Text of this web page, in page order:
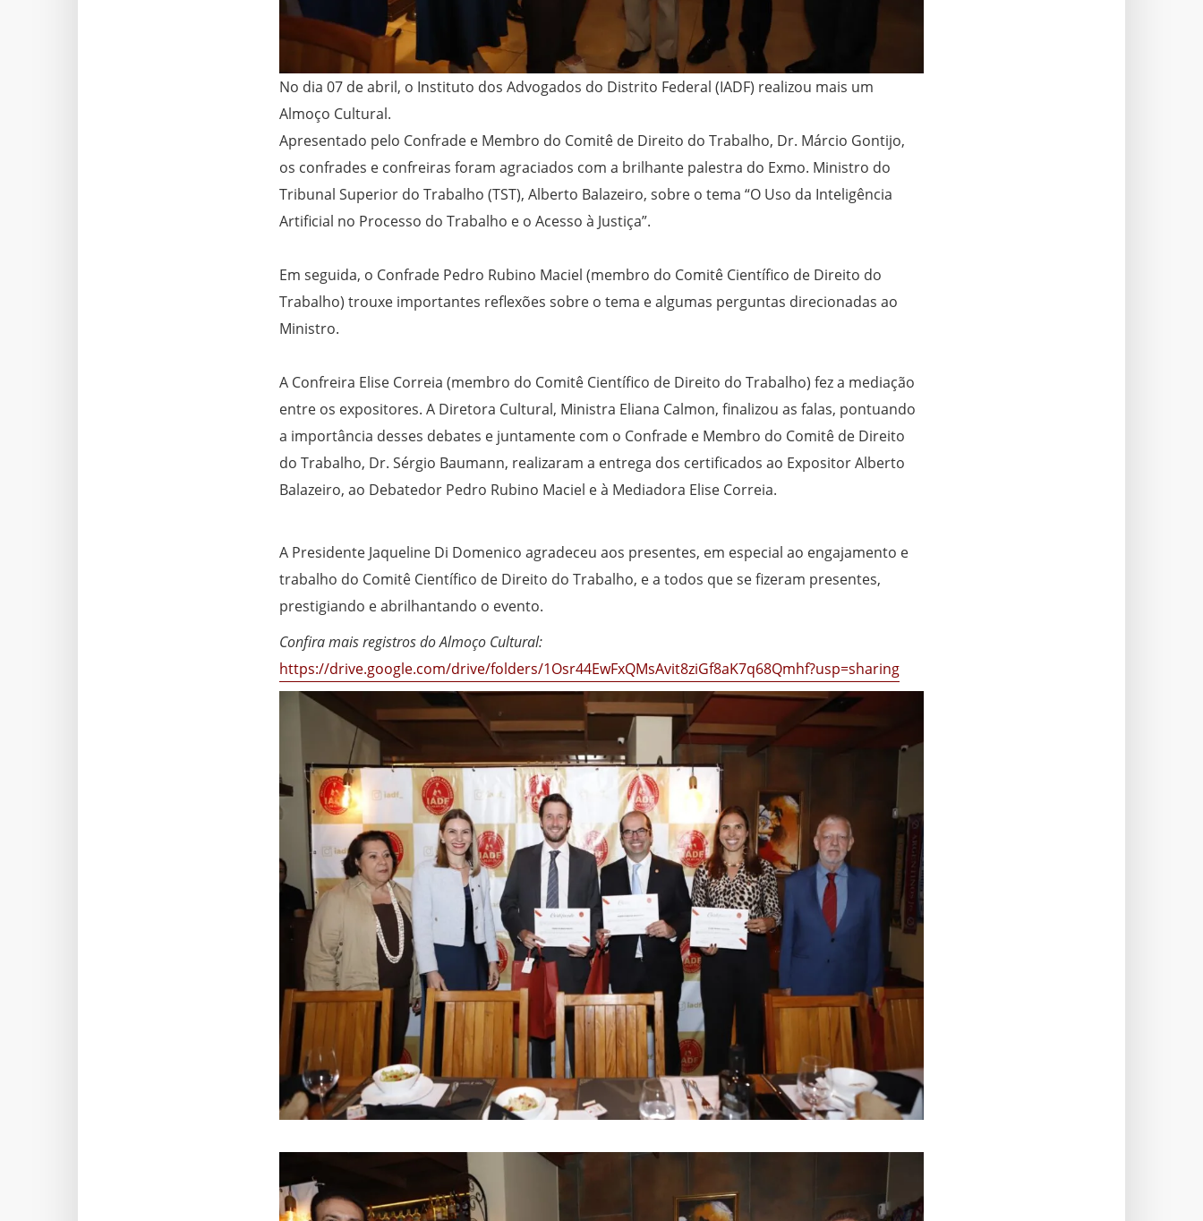
No dia 07 de abril, o Instituto dos Advogados do Distrito Federal (IADF) realizou mais um
Almoço Cultural.
Apresentado pelo Confrade e Membro do Comitê de Direito do Trabalho, Dr. Márcio Gontijo,
os confrades e confreiras foram agraciados com a brilhante palestra do Exmo. Ministro do
Tribunal Superior do Trabalho (TST), Alberto Balazeiro, sobre o tema “O Uso da Inteligência
Artificial no Processo do Trabalho e o Acesso à Justiça”.
Em seguida, o Confrade Pedro Rubino Maciel (membro do Comitê Científico de Direito do
Trabalho) trouxe importantes reflexões sobre o tema e algumas perguntas direcionadas ao
Ministro.
A Confreira Elise Correia (membro do Comitê Científico de Direito do Trabalho) fez a mediação
entre os expositores. A Diretora Cultural, Ministra Eliana Calmon, finalizou as falas, pontuando
a importância desses debates e juntamente com o Confrade e Membro do Comitê de Direito
do Trabalho, Dr. Sérgio Baumann, realizaram a entrega dos certificados ao Expositor Alberto
Balazeiro, ao Debatedor Pedro Rubino Maciel e à Mediadora Elise Correia.
A Presidente Jaqueline Di Domenico agradeceu aos presentes, em especial ao engajamento e
trabalho do Comitê Científico de Direito do Trabalho, e a todos que se fizeram presentes,
prestigiando e abrilhantando o evento.
Confira mais registros do Almoço Cultural:
https://drive.google.com/drive/folders/1Osr44EwFxQMsAvit8ziGf8aK7q68Qmhf?usp=sharing